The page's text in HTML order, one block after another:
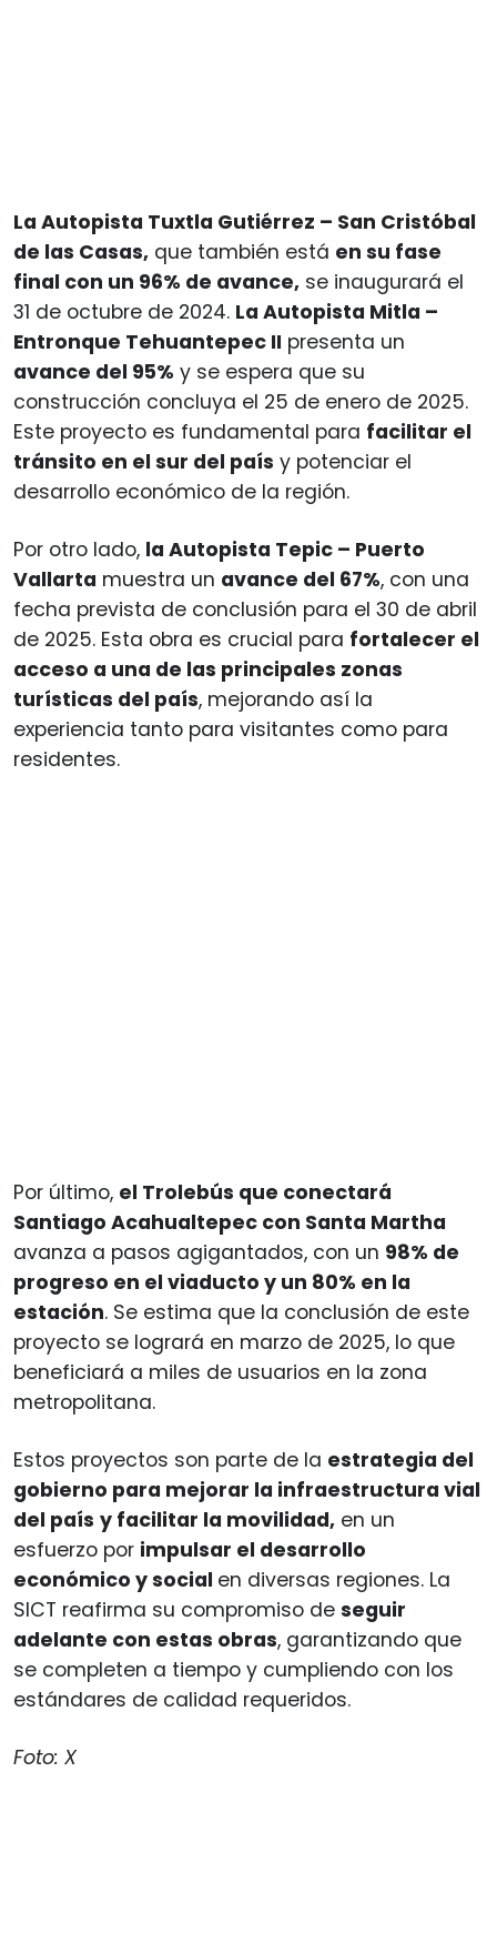
La Autopista Tuxtla Gutiérrez – San Cristóbal
de las Casas, que también está en su fase
final con un 96% de avance, se inaugurará el
31 de octubre de 2024. La Autopista Mitla –
Entronque Tehuantepec II presenta un
avance del 95% y se espera que su
construcción concluya el 25 de enero de 2025.
Este proyecto es fundamental para facilitar el
tránsito en el sur del país y potenciar el
desarrollo económico de la región.
Por otro lado, la Autopista Tepic – Puerto
Vallarta muestra un avance del 67%, con una
fecha prevista de conclusión para el 30 de abril
de 2025. Esta obra es crucial para fortalecer el
acceso a una de las principales zonas
turísticas del país, mejorando así la
experiencia tanto para visitantes como para
residentes.
Por último, el Trolebús que conectará
Santiago Acahualtepec con Santa Martha
avanza a pasos agigantados, con un 98% de
progreso en el viaducto y un 80% en la
estación. Se estima que la conclusión de este
proyecto se logrará en marzo de 2025, lo que
beneficiará a miles de usuarios en la zona
metropolitana.
Estos proyectos son parte de la estrategia del
gobierno para mejorar la infraestructura vial
del país y facilitar la movilidad, en un
esfuerzo por impulsar el desarrollo
económico y social en diversas regiones. La
SICT reafirma su compromiso de seguir
adelante con estas obras, garantizando que
se completen a tiempo y cumpliendo con los
estándares de calidad requeridos.
Foto: X